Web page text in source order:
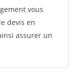
vous
devis en
assurer un